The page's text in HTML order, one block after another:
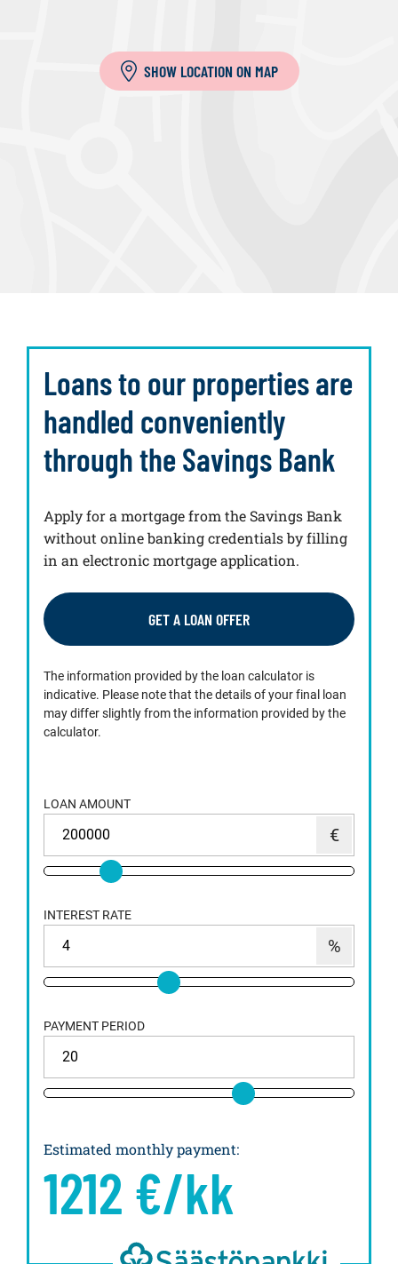
SHOW LOCATION ON MAP
Loans to our properties are
handled conveniently
through the Savings Bank
Apply for a mortgage from the Savings Bank
without online banking credentials by filling
in an electronic mortgage application.
GET A LOAN OFFER
The information provided by the loan calculator is
indicative. Please note that the details of your final loan
may differ slightly from the information provided by the
calculator.
LOAN AMOUNT
INTEREST RATE
PAYMENT PERIOD
Estimated monthly payment:
1212 €/kk